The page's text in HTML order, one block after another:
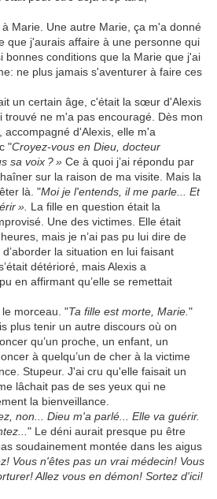
Marie. Une autre Marie, ça m'a donné
que j'aurais affaire à une personne qui
bonnes conditions que la Marie que j'ai
ne plus jamais s'aventurer à faire ces
un certain âge, c'était la sœur d'Alexis
trouvé ne m'a pas encouragé. Dès mon
d'Alexis, elle m'a
"Croyez-vous en Dieu, docteur
sa voix ?» Ce à quoi j’ai répondu par
sur la raison de ma visite. Mais la
là. "Moi je l'entends, il me parle... Et
». La fille en question était la
Une des victimes. Elle était
mais je n’ai pas pu lui dire de
la situation en lui faisant
détérioré, mais Alexis a
en affirmant qu’elle se remettait
morceau. "Ta fille est morte, Marie. "
plus tenir un autre discours où on
qu’un proche, un enfant, un
à quelqu’un de cher à la victime
Stupeur. J'ai cru qu'elle faisait un
lâchait pas de ses yeux qui ne
la bienveillance.
non... Dieu m'a parlé... Elle va guérir.
" Le déni aurait presque pu être
soudainement montée dans les aigus
Vous n'êtes pas un vrai médecin! Vous
Allez vous en démon! Sortez d'ici!